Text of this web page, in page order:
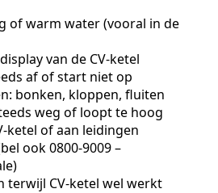
of warm water (vooral in de
van de CV-ketel
af of start niet op
bonken, kloppen, fluiten
weg of loopt te hoog
ketel of aan leidingen
ook 0800-9009 –
terwijl CV-ketel wel werkt